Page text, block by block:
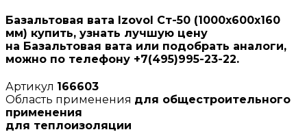
Базальтовая вата Izovol Ст-50 (1000х600х160
мм) купить, узнать лучшую цену
на Базальтовая вата или подобрать аналоги,
можно по телефону +7(495)995-23-22.
Артикул 166603
Область применения для общестроительного
применения
для теплоизоляции